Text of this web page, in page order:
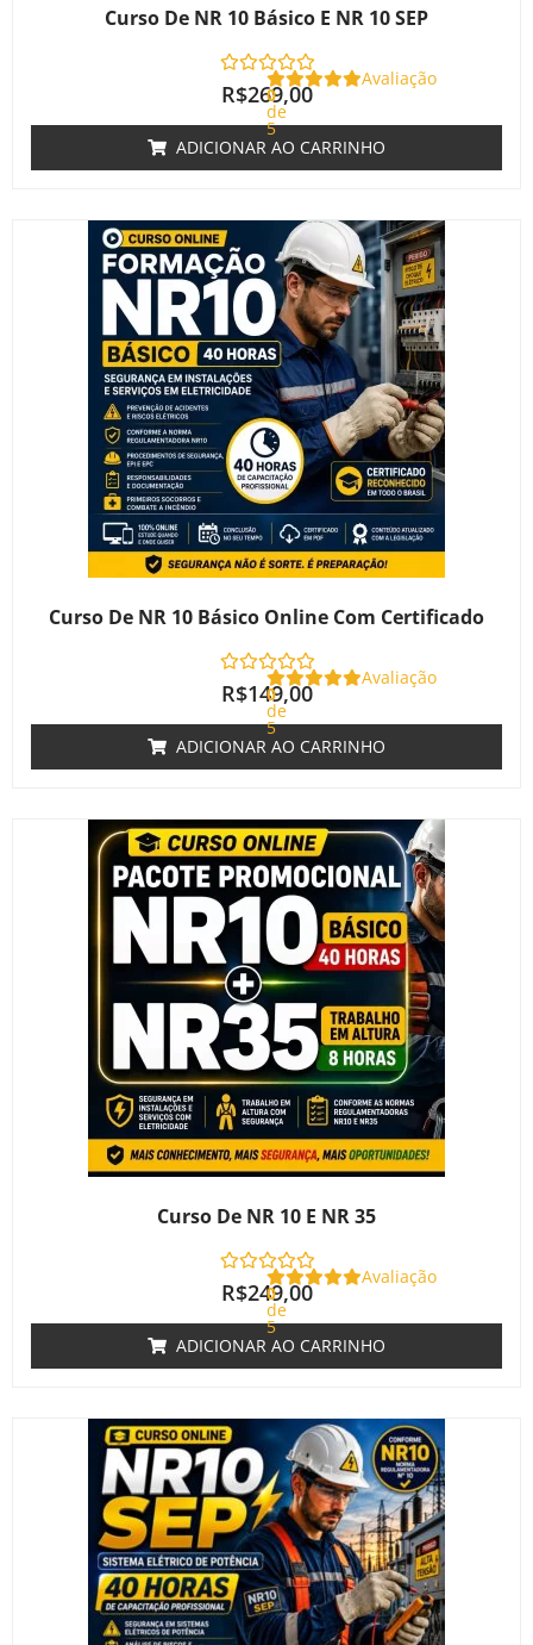
Curso De NR 10 Básico E NR 10 SEP
Avaliação
0
de
5
R$269,00
ADICIONAR AO CARRINHO
Curso De NR 10 Básico Online Com Certificado
Avaliação
0
de
5
R$149,00
ADICIONAR AO CARRINHO
Curso De NR 10 E NR 35
Avaliação
0
de
5
R$249,00
ADICIONAR AO CARRINHO